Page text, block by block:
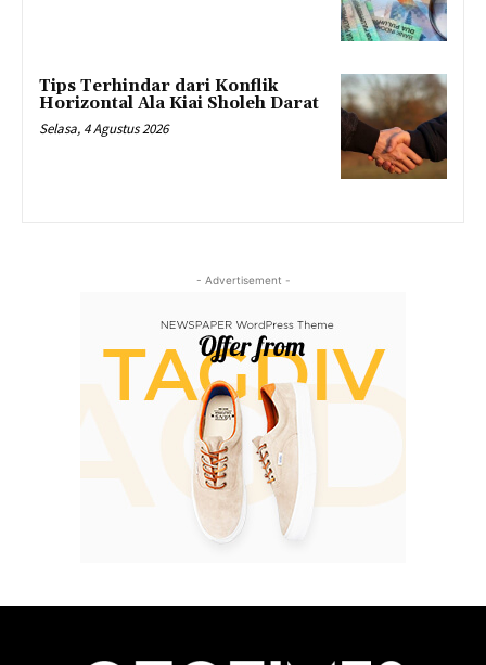
Tips Terhindar dari Konflik
Horizontal Ala Kiai Sholeh Darat
Selasa, 4 Agustus 2026
- Advertisement -